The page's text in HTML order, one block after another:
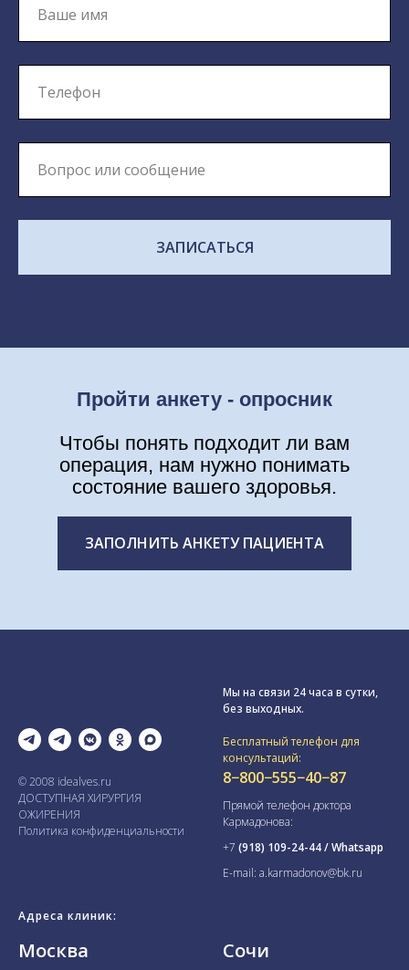
ЗАПИСАТЬСЯ
Пройти анкету - опросник
Чтобы понять подходит ли вам
операция, нам нужно понимать
состояние вашего здоровья.
ЗАПОЛНИТЬ АНКЕТУ ПАЦИЕНТА
© 2008 idealves.ru
ДОСТУПНАЯ ХИРУРГИЯ
ОЖИРЕНИЯ
Политика конфиденциальности
Мы на связи 24 часа в сутки,
без выходных.
Бесплатный телефон для
консультаций:
8−800−555−40−87
Прямой телефон доктора
Кармадонова:
+7 (918) 109-24-44 / Whatsapp
E-mail: a.karmadonov@bk.ru
Адреса клиник:
Москва Сочи